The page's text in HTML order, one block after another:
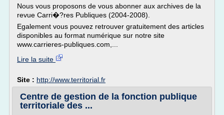
Nous vous proposons de vous abonner aux archives de la
revue Carri�?res Publiques (2004-2008).
Egalement vous pouvez retrouver gratuitement des articles
disponibles au format numérique sur notre site
www.carrieres-publiques.com,...
Lire la suite
Site : http://www.territorial.fr
Centre de gestion de la fonction publique
territoriale des ...